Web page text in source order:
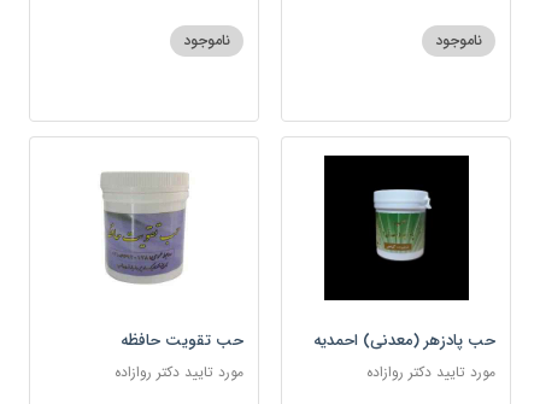
ناموجود ناموجود
حب پادزهر (معدنی) احمدیه
مورد تایید دکتر روازاده
حب تقویت حافظه
مورد تایید دکتر روازاده